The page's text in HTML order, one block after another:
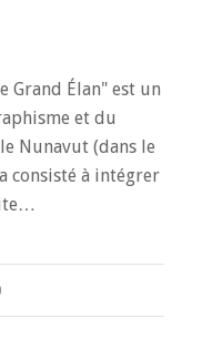
Grand Élan" est un
et du
Nunavut (dans le
consisté à intégrer